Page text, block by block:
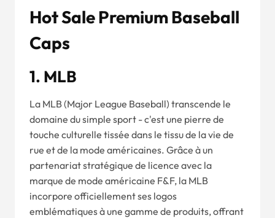
Hot Sale Premium Baseball
Caps
1. MLB
La MLB (Major League Baseball) transcende le
domaine du simple sport - c'est une pierre de
touche culturelle tissée dans le tissu de la vie de
rue et de la mode américaines. Grâce à un
partenariat stratégique de licence avec la
marque de mode américaine F&F, la MLB
incorpore officiellement ses logos
emblématiques à une gamme de produits, offrant